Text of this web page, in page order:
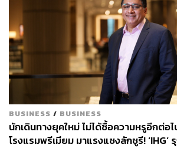
ปัทมาสน์ ชนะรัชชรัก
Content Creator ข่าวต่
BUSINESS / BUSINESS
นักเดินทางยุคใหม่ ไม่ได้ซื้อความหรูอีกต่อ
โรงแรมพรีเมียม มาแรงแซงลักชูรี!